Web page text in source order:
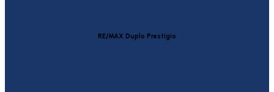
RE/MAX Duplo Prestígio